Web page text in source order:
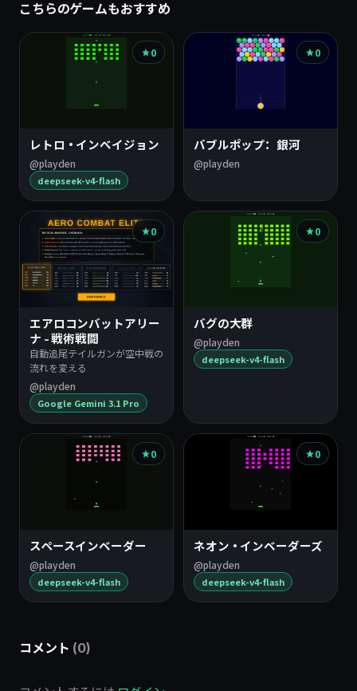
こちらのゲームもおすすめ
0
レトロ・インベイジョン
@playden
deepseek-v4-flash
0
バブルポップ：銀河
@playden
0
エアロコンバットアリー
ナ - 戦術戦闘
自動追尾テイルガンが空中戦の
流れを変える
@playden
Google Gemini 3.1 Pro
0
バグの大群
@playden
deepseek-v4-flash
0
スペースインベーダー
@playden
deepseek-v4-flash
0
ネオン・インベーダーズ
@playden
deepseek-v4-flash
コメント (0)